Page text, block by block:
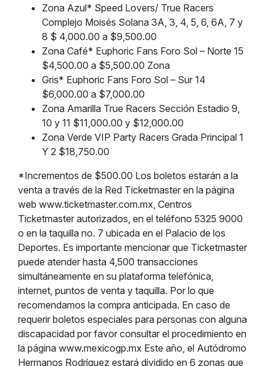
Zona Azul* Speed Lovers/ True Racers
Complejo Moisés Solana 3A, 3, 4, 5, 6, 6A, 7 y
8 $ 4,000.00 a $9,500.00
Zona Café* Euphoric Fans Foro Sol – Norte 15
$4,500.00 a $5,500.00 Zona
Gris* Euphoric Fans Foro Sol – Sur 14
$6,000.00 a $7,000.00
Zona Amarilla True Racers Sección Estadio 9,
10 y 11 $11,000.00 y $12,000.00
Zona Verde VIP Party Racers Grada Principal 1
Y 2 $18,750.00
*Incrementos de $500.00 Los boletos estarán a la
venta a través de la Red Ticketmaster en la página
web www.ticketmaster.com.mx, Centros
Ticketmaster autorizados, en el teléfono 5325 9000
o en la taquilla no. 7 ubicada en el Palacio de los
Deportes. Es importante mencionar que Ticketmaster
puede atender hasta 4,500 transacciones
simultáneamente en su plataforma telefónica,
internet, puntos de venta y taquilla. Por lo que
recomendamos la compra anticipada. En caso de
requerir boletos especiales para personas con alguna
discapacidad por favor consultar el procedimiento en
la página www.mexicogp.mx Este año, el Autódromo
Hermanos Rodríguez estará dividido en 6 zonas que